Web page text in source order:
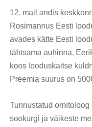
12. mail andis
Rosimannus Eesti
avades kätte Eesti
tähtsama auhinna,
koos looduskaitse
Preemia suurus on
Tunnustatud
sookurgi ja väikeste